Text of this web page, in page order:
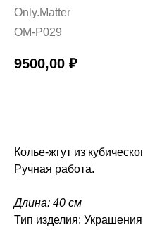
Only.Matter
OM-P029
9500,00 ₽
Колье-жгут из
Ручная работа.
Длина: 40 см
Тип изделия: